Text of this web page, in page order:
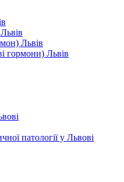
Львів
гормони) Львів
патології у Львові